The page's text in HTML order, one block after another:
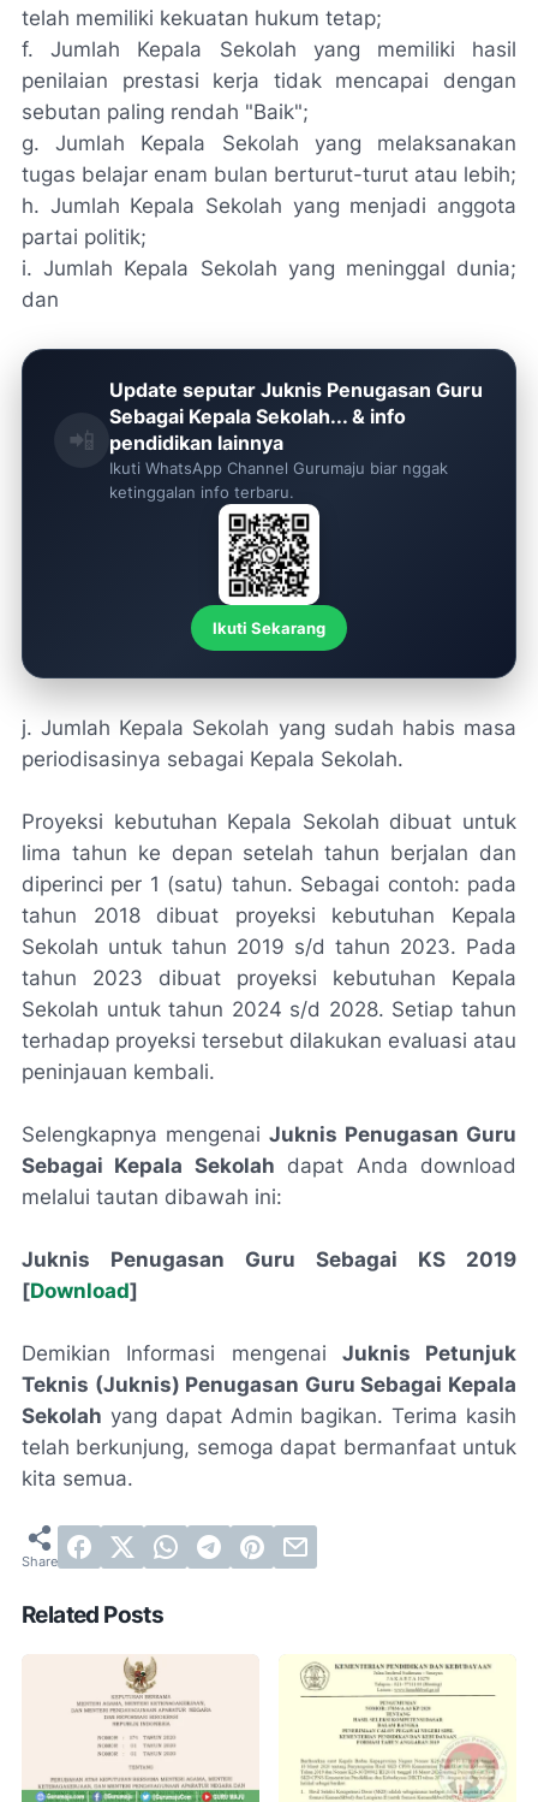
telah memiliki kekuatan hukum tetap;
f. Jumlah Kepala Sekolah yang memiliki hasil
penilaian prestasi kerja tidak mencapai dengan
sebutan paling rendah "Baik";
g. Jumlah Kepala Sekolah yang melaksanakan
tugas belajar enam bulan berturut-turut atau lebih;
h. Jumlah Kepala Sekolah yang menjadi anggota
partai politik;
i. Jumlah Kepala Sekolah yang meninggal dunia;
dan
📲
Update seputar Juknis Penugasan Guru
Sebagai Kepala Sekolah... & info
pendidikan lainnya
Ikuti WhatsApp Channel Gurumaju biar nggak
ketinggalan info terbaru.
Ikuti Sekarang
j. Jumlah Kepala Sekolah yang sudah habis masa
periodisasinya sebagai Kepala Sekolah.
Proyeksi kebutuhan Kepala Sekolah dibuat untuk
lima tahun ke depan setelah tahun berjalan dan
diperinci per 1 (satu) tahun. Sebagai contoh: pada
tahun 2018 dibuat proyeksi kebutuhan Kepala
Sekolah untuk tahun 2019 s/d tahun 2023. Pada
tahun 2023 dibuat proyeksi kebutuhan Kepala
Sekolah untuk tahun 2024 s/d 2028. Setiap tahun
terhadap proyeksi tersebut dilakukan evaluasi atau
peninjauan kembali.
Selengkapnya mengenai Juknis Penugasan Guru
Sebagai Kepala Sekolah dapat Anda download
melalui tautan dibawah ini:
Juknis Penugasan Guru Sebagai KS 2019
[Download]
Demikian Informasi mengenai Juknis Petunjuk
Teknis (Juknis) Penugasan Guru Sebagai Kepala
Sekolah yang dapat Admin bagikan. Terima kasih
telah berkunjung, semoga dapat bermanfaat untuk
kita semua.
Related Posts